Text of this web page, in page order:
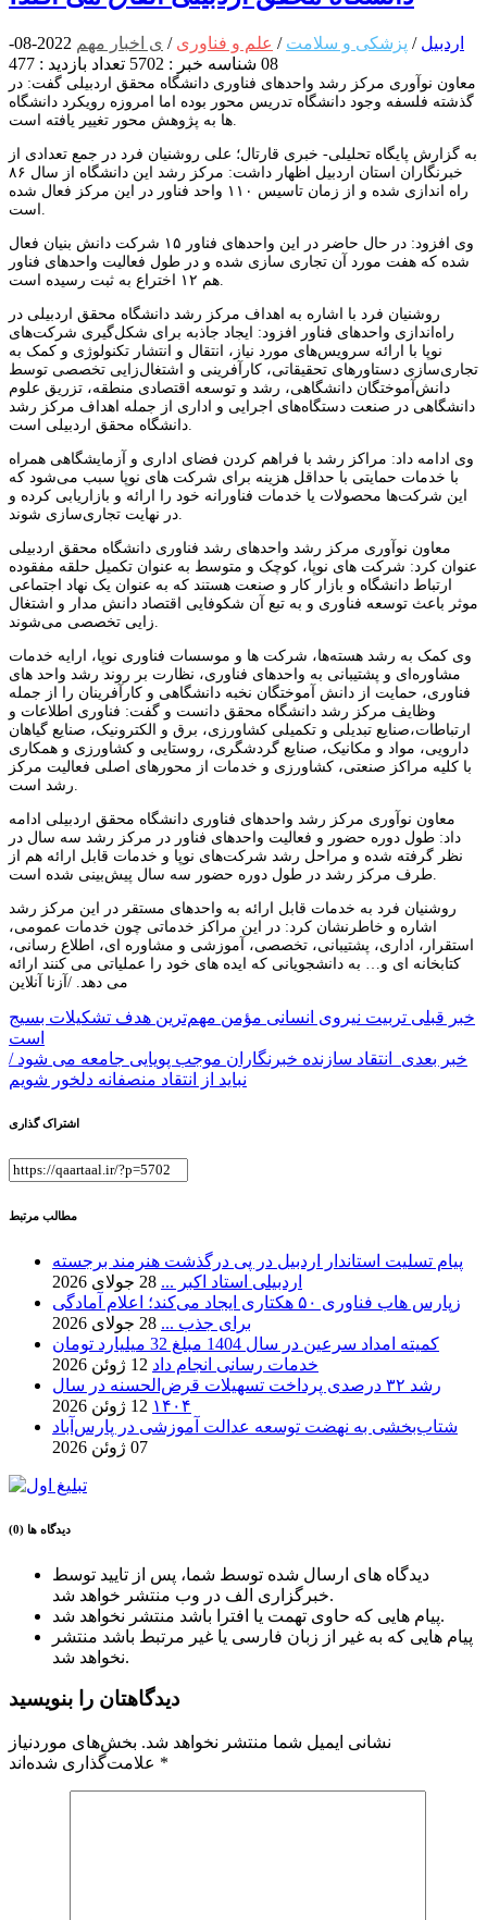
اردبیل / پزشکی و سلامت / علم و فناوری / ی اخبار مهم
2022-08-
08 شناسه خبر : 5702 تعداد بازدید : 477
معاون نوآوری مرکز رشد واحدهای فناوری دانشگاه محقق اردبیلی گفت: در
گذشته فلسفه وجود دانشگاه تدریس محور بوده اما امروزه رویکرد دانشگاه
به گزارش پایگاه تحلیلی- خبری قارتال؛ علی روشنیان فرد در جمع تعدادی از
خبرنگاران استان اردبیل اظهار داشت: مرکز رشد این دانشگاه از سال ۸۶
راه اندازی شده و از زمان تاسیس ۱۱۰ واحد فناور در این مرکز فعال شده
وی افزود: در حال حاضر در این واحدهای فناور ۱۵ شرکت دانش بنیان فعال
شده که هفت مورد آن تجاری سازی شده و در طول فعالیت واحدهای فناور
روشنیان فرد با اشاره به اهداف مرکز رشد دانشگاه محقق اردبیلی در
راه‌اندازی واحدهای فناور افزود: ایجاد جاذبه برای شکل‌گیری شرکت‌های
نوپا با ارائه سرویس‌های مورد نیاز، انتقال و انتشار تکنولوژی و کمک به
تجاری‌سازی دستاورهای تحقیقاتی، کارآفرینی و اشتغال‌زایی تخصصی توسط
دانش‌آموختگان دانشگاهی، رشد و توسعه اقتصادی منطقه، تزریق علوم
دانشگاهی در صنعت دستگاه‌های اجرایی و اداری از جمله اهداف مرکز رشد
وی ادامه داد: مراکز رشد با فراهم کردن فضای اداری و آزمایشگاهی همراه
با خدمات حمایتی با حداقل هزینه برای شرکت های نوپا سبب می‌شود که
این شرکت‌ها محصولات یا خدمات فناورانه خود را ارائه و بازاریابی کرده و
معاون نوآوری مرکز رشد واحدهای رشد فناوری دانشگاه محقق اردبیلی
عنوان کرد: شرکت های نوپا، کوچک و متوسط به عنوان تکمیل حلقه مفقوده
ارتباط دانشگاه و بازار کار و صنعت هستند که به عنوان یک نهاد اجتماعی
موثر باعث توسعه فناوری و به تبع آن شکوفایی اقتصاد دانش مدار و اشتغال
وی کمک به رشد هسته‌ها، شرکت ها و موسسات فناوری نوپا، ارایه خدمات
مشاوره‌ای و پشتیبانی به واحدهای فناوری، نظارت بر روند رشد واحد های
فناوری، حمایت از دانش آموختگان نخبه دانشگاهی و کارآفرینان را از جمله
وظایف مرکز رشد دانشگاه محقق دانست و گفت: فناوری اطلاعات و
ارتباطات،صنایع تبدیلی و تکمیلی کشاورزی، برق و الکترونیک، صنایع گیاهان
دارویی، مواد و مکانیک، صنایع گردشگری، روستایی و کشاورزی و همکاری
با کلیه مراکز صنعتی، کشاورزی و خدمات از محورهای اصلی فعالیت مرکز
معاون نوآوری مرکز رشد واحدهای فناوری دانشگاه محقق اردبیلی ادامه
داد: طول دوره حضور و فعالیت واحدهای فناور در مرکز رشد سه سال در
نظر گرفته شده و مراحل رشد شرکت‌های نوپا و خدمات قابل ارائه هم از
روشنیان فرد به خدمات قابل ارائه به واحدهای مستقر در این مرکز رشد
اشاره و خاطرنشان کرد: در این مراکز خدماتی چون خدمات عمومی،
استقرار، اداری، پشتیبانی، تخصصی، آموزشی و مشاوره ای، اطلاع رسانی،
کتابخانه ای و… به دانشجویانی که ایده های خود را عملیاتی می کنند ارائه
می دهد. /آزنا آنلاین
راهبری
نوشته
خبر قبلی تربیت نیروی انسانی مؤمن مهم‌ترین هدف تشکیلات بسیج
است
خبر بعدی
انتقاد سازنده خبرنگاران موجب پویایی جامعه می شود /
نباید از انتقاد منصفانه دلخور شویم
اشتراک گذاری
مطالب مرتبط
پیام تسلیت استاندار اردبیل در پی درگذشت هنرمند برجسته
اردبیلی استاد اکبر ... 28 جولای 2026
زپارس هاب فناوری ۵۰ هکتاری ایجاد می‌کند؛ اعلام آمادگی
برای جذب ... 28 جولای 2026
کمیته امداد سرعین در سال 1404 مبلغ 32 میلیارد تومان
خدمات رسانی انجام داد 12 ژوئن 2026
رشد ۳۲ درصدی پرداخت تسهیلات قرض‌الحسنه در سال
۱۴۰۴ 12 ژوئن 2026
شتاب‌بخشی به نهضت توسعه عدالت آموزشی در پارس‌آباد
07 ژوئن 2026
دیدگاه ها (0)
دیدگاه های ارسال شده توسط شما، پس از تایید توسط
خبرگزاری الف در وب منتشر خواهد شد.
پیام هایی که حاوی تهمت یا افترا باشد منتشر نخواهد شد.
پیام هایی که به غیر از زبان فارسی یا غیر مرتبط باشد منتشر
نخواهد شد.
دیدگاهتان را بنویسید
نشانی ایمیل شما منتشر نخواهد شد. بخش‌های موردنیاز
*